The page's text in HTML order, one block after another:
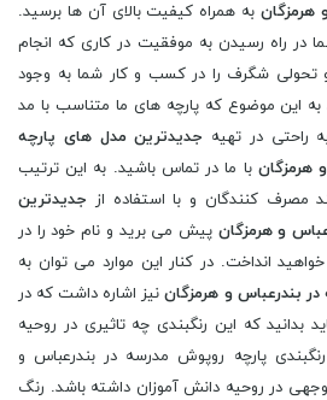
هرمزگان به همراه کیفیت بالای آن ها برسید.
در راه رسیدن به موفقیت در کاری که انجام
تحولی شگرف را در کسب و کار شما به وجود
به این موضوع که پارچه های ما متناسب با مد
راحتی در تهیه جدیدترین مدل های پارچه
هرمزگان با ما در تماس باشید. به این ترتیب
مصرف کنندگان و با استفاده از جدیدترین
و هرمزگان پیش می برید و نام خود را در
انداخت. در کنار این موارد می توان به
بندرعباس و هرمزگان نیز اشاره داشت که در
بدانید که این رنگبندی چه تاثیری در روحیه
پارچه روپوش مدرسه در بندرعباس و
در روحیه دانش آموزان داشته باشد. رنگ